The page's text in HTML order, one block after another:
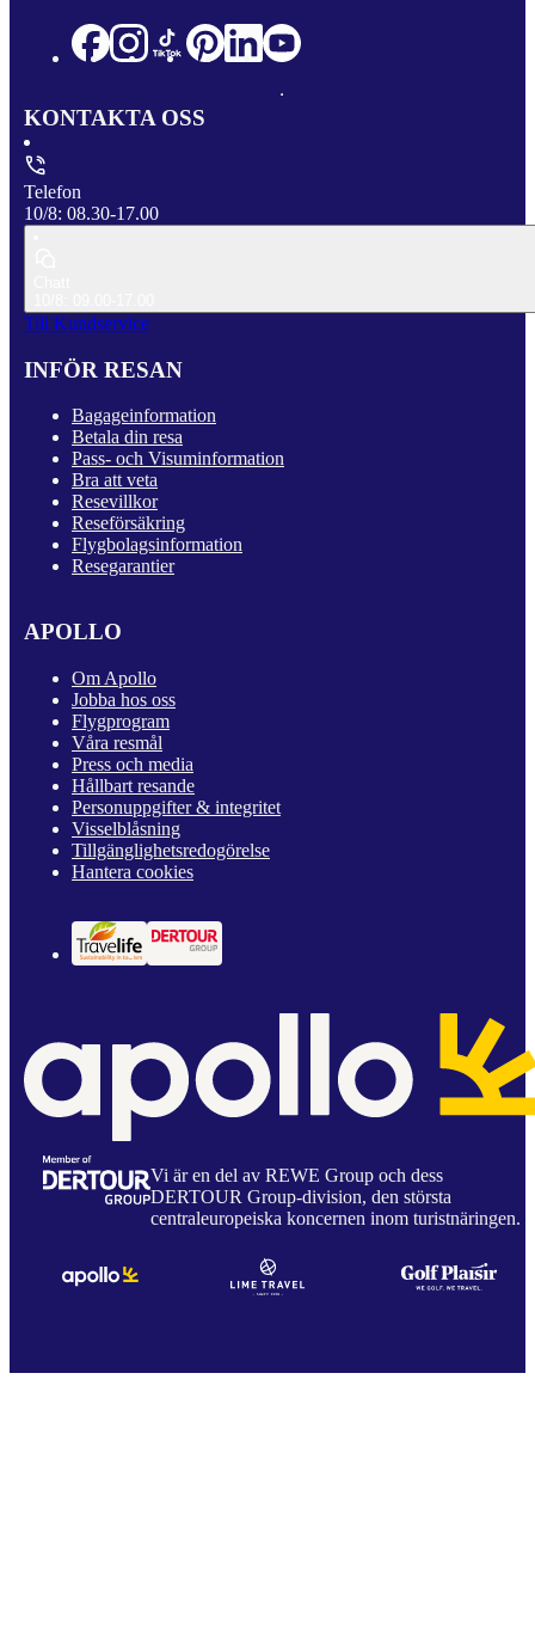
KONTAKTA OSS
Telefon
10/8: 08.30-17.00
Till Kundservice
INFÖR RESAN
Bagageinformation
Betala din resa
Pass- och Visuminformation
Bra att veta
Resevillkor
Reseförsäkring
Flygbolagsinformation
Resegarantier
APOLLO
Om Apollo
Jobba hos oss
Flygprogram
Våra resmål
Press och media
Hållbart resande
Personuppgifter & integritet
Visselblåsning
Tillgänglighetsredogörelse
Hantera cookies
Vi är en del av REWE Group och dess
DERTOUR Group-division, den största
centraleuropeiska koncernen inom turistnäringen.